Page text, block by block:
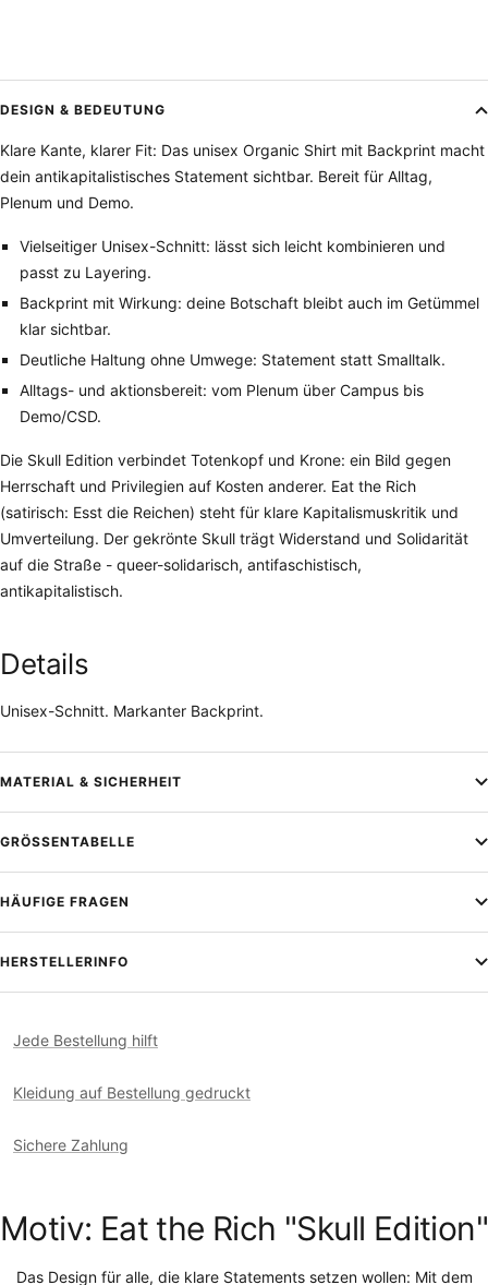
DESIGN & BEDEUTUNG
Klare Kante, klarer Fit: Das unisex Organic Shirt mit Backprint macht
dein antikapitalistisches Statement sichtbar. Bereit für Alltag,
Plenum und Demo.
Vielseitiger Unisex-Schnitt: lässt sich leicht kombinieren und
passt zu Layering.
Backprint mit Wirkung: deine Botschaft bleibt auch im Getümmel
klar sichtbar.
Deutliche Haltung ohne Umwege: Statement statt Smalltalk.
Alltags- und aktionsbereit: vom Plenum über Campus bis
Demo/CSD.
Die Skull Edition verbindet Totenkopf und Krone: ein Bild gegen
Herrschaft und Privilegien auf Kosten anderer. Eat the Rich
(satirisch: Esst die Reichen) steht für klare Kapitalismuskritik und
Umverteilung. Der gekrönte Skull trägt Widerstand und Solidarität
auf die Straße - queer-solidarisch, antifaschistisch,
antikapitalistisch.
Details
Unisex-Schnitt. Markanter Backprint.
MATERIAL & SICHERHEIT
GRÖSSENTABELLE
HÄUFIGE FRAGEN
HERSTELLERINFO
Jede Bestellung hilft
Kleidung auf Bestellung gedruckt
Sichere Zahlung
Motiv: Eat the Rich "Skull Edition"
Das Design für alle, die klare Statements setzen wollen: Mit dem